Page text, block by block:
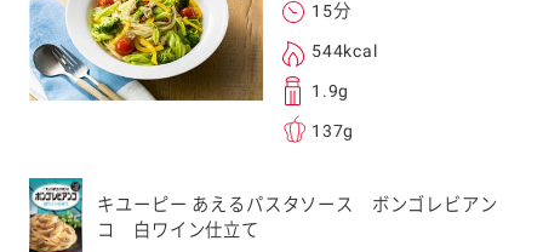
レスは、本サービ
。当社はこの情報
ことはございませ
15分
544kcal
1.9g
137g
キユーピー あえるパスタソース ボンゴレビアン
コ 白ワイン仕立て